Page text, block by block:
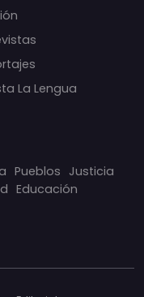
La Lengua
Pueblos Justicia
Educación